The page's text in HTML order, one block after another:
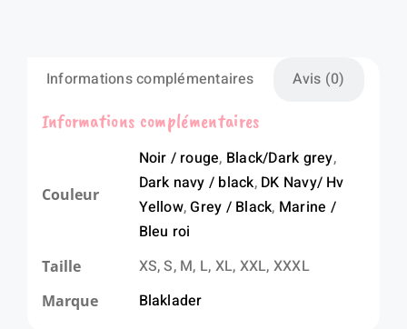
Informations complémentaires Avis (0)
Informations complémentaires
Couleur
Noir / rouge, Black/Dark grey,
Dark navy / black, DK Navy/ Hv
Yellow,Grey / Black, Marine /
Bleu roi
Taille XS, S, M, L, XL, XXL, XXXL
Marque Blaklader